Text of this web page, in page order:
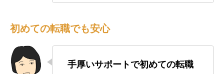
初めての転職でも安心
手厚いサポートで初めての転職